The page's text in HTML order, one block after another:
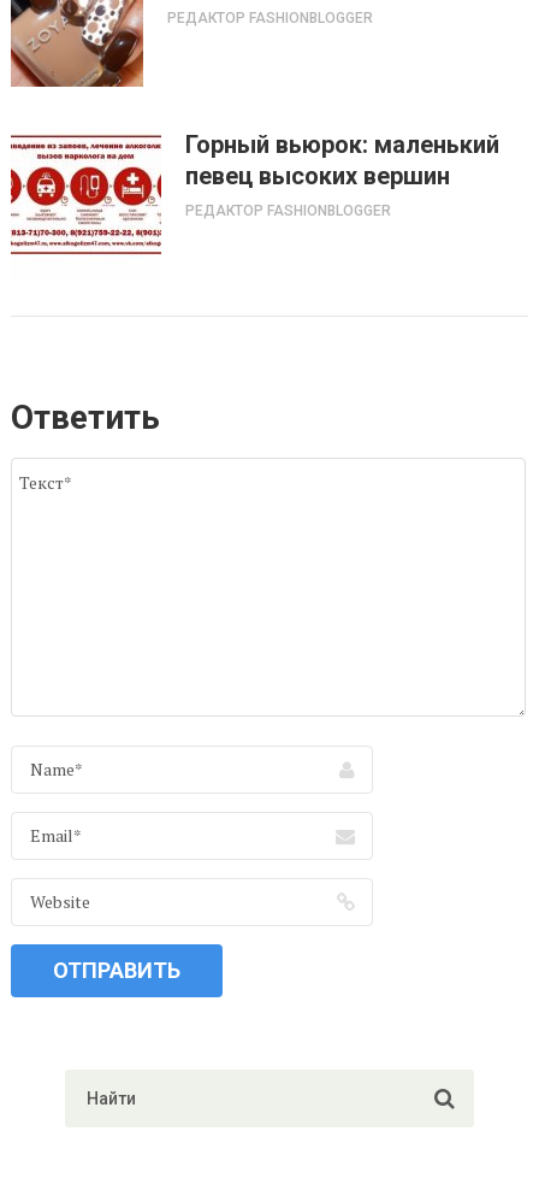
РЕДАКТОР FASHIONBLOGGER
Горный вьюрок: маленький
певец высоких вершин
РЕДАКТОР FASHIONBLOGGER
Ответить